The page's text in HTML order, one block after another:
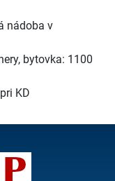
nádoba v
bytovka: 1100
KD